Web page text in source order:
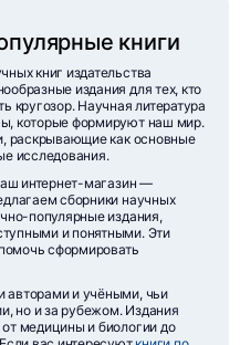
книги
книг издательства
издания для тех, кто
кругозор. Научная литература
которые формируют наш мир.
раскрывающие как основные
исследования.
интернет-магазин —
сборники научных
популярные издания,
и понятными. Эти
сформировать
авторами и учёными, чьи
но и за рубежом. Издания
медицины и биологии до